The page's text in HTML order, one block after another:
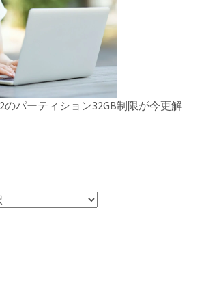
のパーティション32GB制限が今更解